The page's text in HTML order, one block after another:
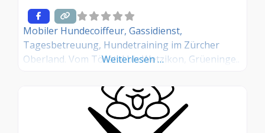
Mobiler Hundecoiffeur, Gassidienst,
Tagesbetreuung, Hundetraining im Zürcher
Oberland. Vom Tösstal bis Wetzikon, Grüeninge..
Weiterlesen …